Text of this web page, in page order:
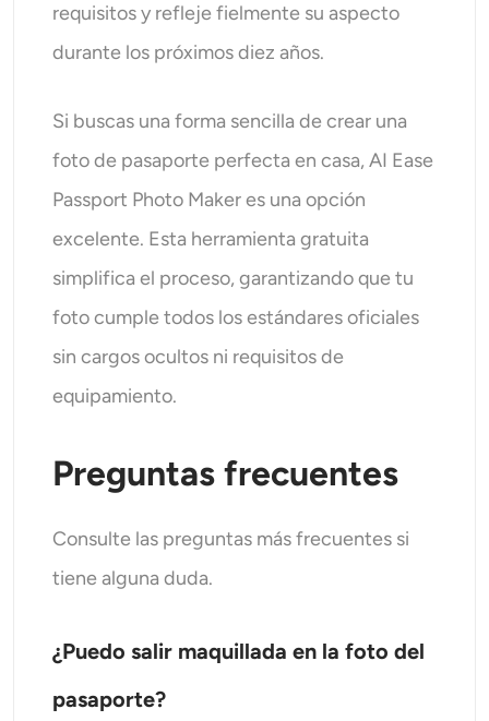
requisitos y refleje fielmente su aspecto
durante los próximos diez años.
Si buscas una forma sencilla de crear una
foto de pasaporte perfecta en casa, AI Ease
Passport Photo Maker es una opción
excelente. Esta herramienta gratuita
simplifica el proceso, garantizando que tu
foto cumple todos los estándares oficiales
sin cargos ocultos ni requisitos de
equipamiento.
Preguntas frecuentes
Consulte las preguntas más frecuentes si
tiene alguna duda.
¿Puedo salir maquillada en la foto del
pasaporte?